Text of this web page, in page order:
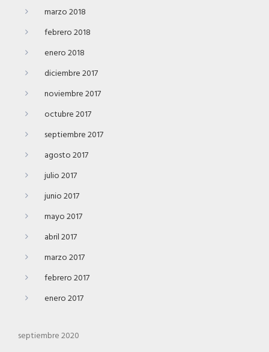
marzo 2018
febrero 2018
enero 2018
diciembre 2017
noviembre 2017
octubre 2017
septiembre 2017
agosto 2017
julio 2017
junio 2017
mayo 2017
abril 2017
marzo 2017
febrero 2017
enero 2017
septiembre 2020